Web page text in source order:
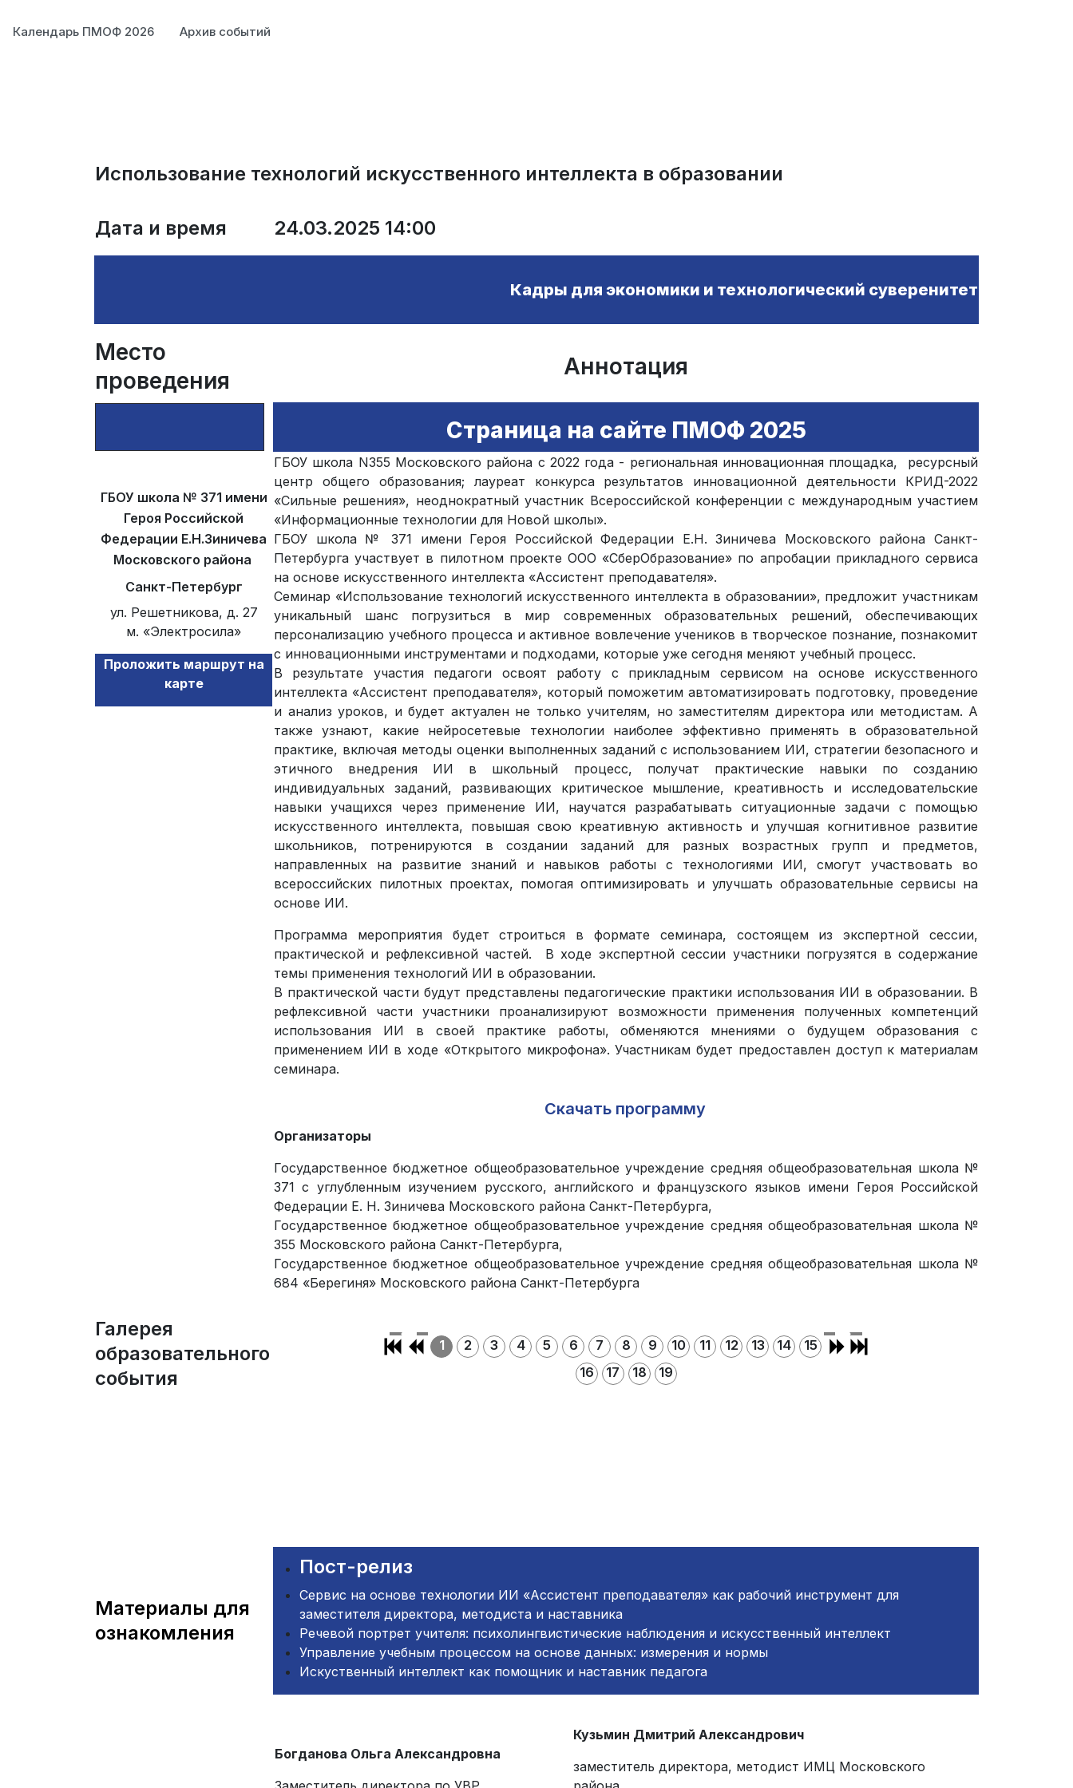
Календарь ПМОФ 2026 Архив событий
Использование технологий искусственного интеллекта в образовании
Дата и время 24.03.2025 14:00
Кадры для экономики и технологический суверенитет
Место
проведения
Аннотация
Страница на сайте ПМОФ 2025
ГБОУ школа № 371 имени
Героя Российской
Федерации Е.Н.Зиничева
Московского района
Санкт-Петербург
ул. Решетникова, д. 27
м. «Электросила»
Проложить маршрут на
карте
ГБОУ школа N355 Московского района с 2022 года - региональная инновационная площадка, ресурсный
центр общего образования; лауреат конкурса результатов инновационной деятельности КРИД-2022
«Сильные решения», неоднократный участник Всероссийской конференции с международным участием
«Информационные технологии для Новой школы».
ГБОУ школа № 371 имени Героя Российской Федерации Е.Н. Зиничева Московского района Санкт-
Петербурга участвует в пилотном проекте ООО «СберОбразование» по апробации прикладного сервиса
на основе искусственного интеллекта «Ассистент преподавателя».
Семинар «Использование технологий искусственного интеллекта в образовании», предложит участникам
уникальный шанс погрузиться в мир современных образовательных решений, обеспечивающих
персонализацию учебного процесса и активное вовлечение учеников в творческое познание, познакомит
с инновационными инструментами и подходами, которые уже сегодня меняют учебный процесс.
В результате участия педагоги освоят работу с прикладным сервисом на основе искусственного
интеллекта «Ассистент преподавателя», который поможетим автоматизировать подготовку, проведение
и анализ уроков, и будет актуален не только учителям, но заместителям директора или методистам. А
также узнают, какие нейросетевые технологии наиболее эффективно применять в образовательной
практике, включая методы оценки выполненных заданий с использованием ИИ, стратегии безопасного и
этичного внедрения ИИ в школьный процесс, получат практические навыки по созданию
индивидуальных заданий, развивающих критическое мышление, креативность и исследовательские
навыки учащихся через применение ИИ, научатся разрабатывать ситуационные задачи с помощью
искусственного интеллекта, повышая свою креативную активность и улучшая когнитивное развитие
школьников, потренируются в создании заданий для разных возрастных групп и предметов,
направленных на развитие знаний и навыков работы с технологиями ИИ, смогут участвовать во
всероссийских пилотных проектах, помогая оптимизировать и улучшать образовательные сервисы на
основе ИИ.
Программа мероприятия будет строиться в формате семинара, состоящем из экспертной сессии,
практической и рефлексивной частей. В ходе экспертной сессии участники погрузятся в содержание
темы применения технологий ИИ в образовании.
В практической части будут представлены педагогические практики использования ИИ в образовании. В
рефлексивной части участники проанализируют возможности применения полученных компетенций
использования ИИ в своей практике работы, обменяются мнениями о будущем образования с
применением ИИ в ходе «Открытого микрофона». Участникам будет предоставлен доступ к материалам
семинара.
Скачать программу
Организаторы
Государственное бюджетное общеобразовательное учреждение средняя общеобразовательная школа №
371 с углубленным изучением русского, английского и французского языков имени Героя Российской
Федерации Е. Н. Зиничева Московского района Санкт-Петербурга,
Государственное бюджетное общеобразовательное учреждение средняя общеобразовательная школа №
355 Московского района Санкт-Петербурга,
Государственное бюджетное общеобразовательное учреждение средняя общеобразовательная школа №
684 «Берегиня» Московского района Санкт-Петербурга
Галерея
образовательного
события
1 2 3 4 5 6 7 8 9 10 11 12 13 14
15
16
17 18 19
Материалы для
ознакомления
Пост-релиз
Сервис на основе технологии ИИ «Ассистент преподавателя» как рабочий инструмент для
заместителя директора, методиста и наставника
Речевой портрет учителя: психолингвистические наблюдения и искусственный интеллект
Управление учебным процессом на основе данных: измерения и нормы
Искуственный интеллект как помощник и наставник педагога
Богданова Ольга Александровна
Кузьмин Дмитрий Александрович
заместитель директора, методист ИМЦ Московского